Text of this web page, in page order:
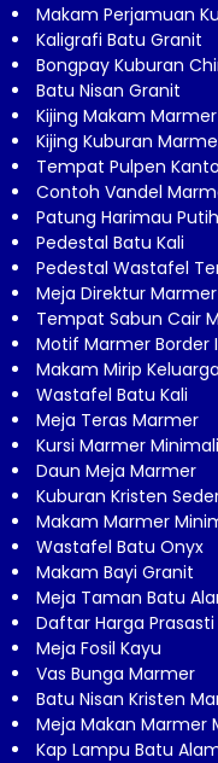
Makam Perjamuan
Kaligrafi Batu Granit
Bongpay Kuburan
Batu Nisan Granit
Kijing Makam Marmer
Kijing Kuburan
Tempat Pulpen
Contoh Vandel
Patung Harimau Putih
Pedestal Batu Kali
Pedestal Wastafel
Meja Direktur Marmer
Tempat Sabun Cair
Motif Marmer Border
Makam Mirip
Wastafel Batu Kali
Meja Teras Marmer
Kursi Marmer
Daun Meja Marmer
Kuburan Kristen
Makam Marmer
Wastafel Batu Onyx
Makam Bayi Granit
Meja Taman Batu
Daftar Harga
Meja Fosil Kayu
Vas Bunga Marmer
Batu Nisan Kristen
Meja Makan Marmer
Kap Lampu Batu